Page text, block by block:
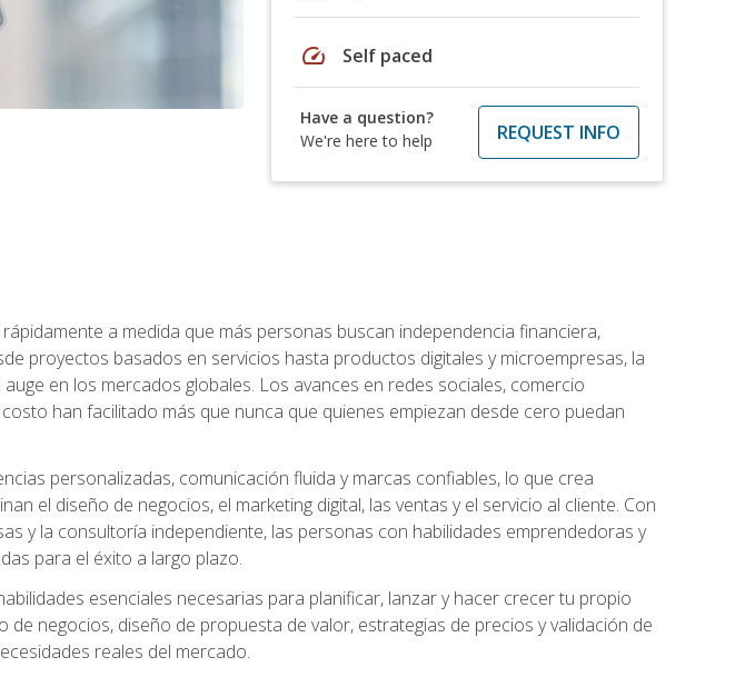
speed Self paced
Have a question?
We're here to help
REQUEST INFO
a medida que más personas buscan independencia financiera,
proyectos basados en servicios hasta productos digitales y microempresas, la
en los mercados globales. Los avances en redes sociales, comercio
han facilitado más que nunca que quienes empiezan desde cero puedan
personalizadas, comunicación fluida y marcas confiables, lo que crea
el diseño de negocios, el marketing digital, las ventas y el servicio al cliente. Con
y la consultoría independiente, las personas con habilidades emprendedoras y
para el éxito a largo plazo.
esenciales necesarias para planificar, lanzar y hacer crecer tu propio
negocios, diseño de propuesta de valor, estrategias de precios y validación de
reales del mercado.